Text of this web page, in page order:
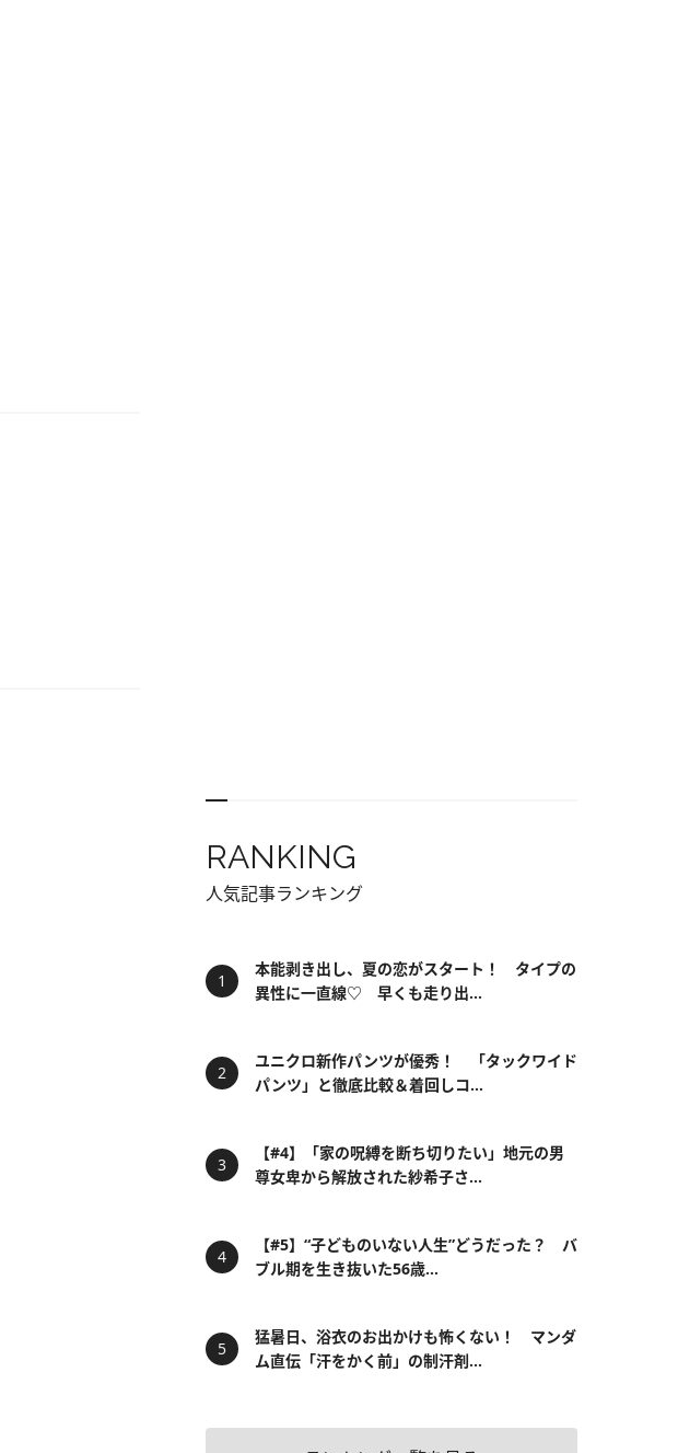
RANKING
人気記事ランキング
本能剥き出し、夏の恋がスタート！ タイプの
異性に一直線♡ 早くも走り出...
ユニクロ新作パンツが優秀！ 「タックワイド
パンツ」と徹底比較＆着回しコ...
【#4】「家の呪縛を断ち切りたい」地元の男
尊女卑から解放された紗希子さ...
【#5】“子どものいない人生”どうだった？ バ
ブル期を生き抜いた56歳...
猛暑日、浴衣のお出かけも怖くない！ マンダ
ム直伝「汗をかく前」の制汗剤...